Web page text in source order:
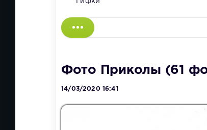
Фото Приколы (61
14/03/2020 16:41